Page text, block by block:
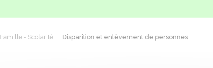
Famille - Scolarité Disparition et enlèvement de personnes